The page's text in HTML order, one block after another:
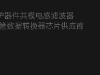
器件共模电感滤波器
数据转换器芯片供应商